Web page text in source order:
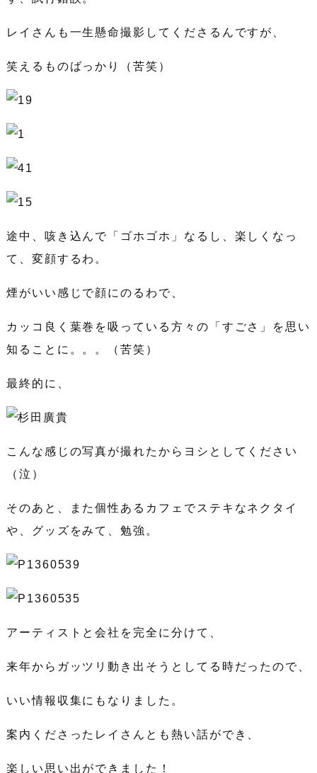
レイさんも一生懸命撮影してくださるんですが、
笑えるものばっかり（苦笑）
途中、咳き込んで「ゴホゴホ」なるし、楽しくなっ
て、変顔するわ。
煙がいい感じで顔にのるわで、
カッコ良く葉巻を吸っている方々の「すごさ」を思い
知ることに。。。（苦笑）
最終的に、
こんな感じの写真が撮れたからヨシとしてください
（泣）
そのあと、また個性あるカフェでステキなネクタイ
や、グッズをみて、勉強。
アーティストと会社を完全に分けて、
来年からガッツリ動き出そうとしてる時だったので、
いい情報収集にもなりました。
案内くださったレイさんとも熱い話ができ、
楽しい思い出ができました！